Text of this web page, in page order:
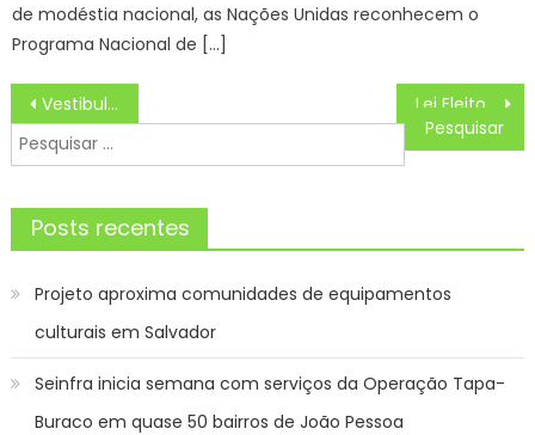
de modéstia nacional, as Nações Unidas reconhecem o
Programa Nacional de […]
Navegação
de
Post
Vestibular das Fatecs divulga classificação geral e faz chamada para matrículas
Pesquisar
por:
Posts recentes
Projeto aproxima comunidades de equipamentos
culturais em Salvador
Seinfra inicia semana com serviços da Operação Tapa-
Buraco em quase 50 bairros de João Pessoa